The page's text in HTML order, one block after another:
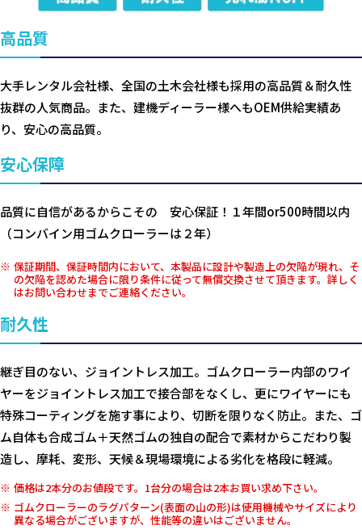
高品質
大手レンタル会社様、全国の土木会社様も採用の高品質＆耐久性
抜群の人気商品。また、建機ディーラー様へもOEM供給実績あ
り、安心の高品質。
安心保障
品質に自信があるからこその 安心保証！１年間or500時間以内
（コンバイン用ゴムクローラーは２年）
保証期間、保証時間内において、本製品に設計や製造上の欠陥が現れ、そ
の欠陥を認めた場合に限り条件に従って無償交換させて頂きます。詳しく
はお問い合わせまでご連絡ください。
耐久性
継ぎ目のない、ジョイントレス加工。ゴムクローラー内部のワイ
ヤーをジョイントレス加工で接合部をなくし、更にワイヤーにも
特殊コーティングを施す事により、切断を限りなく防止。また、ゴ
ム自体も合成ゴム＋天然ゴムの独自の配合で素材からこだわり製
造し、摩耗、変形、天候＆現場環境による劣化を格段に軽減。
価格は2本分のお値段です。1台分の場合は2本お買い求め下さい。
ゴムクローラーのラグパターン(表面の山の形)は使用機械やサイズにより
異なる場合がございますが、性能等の違いはございません。